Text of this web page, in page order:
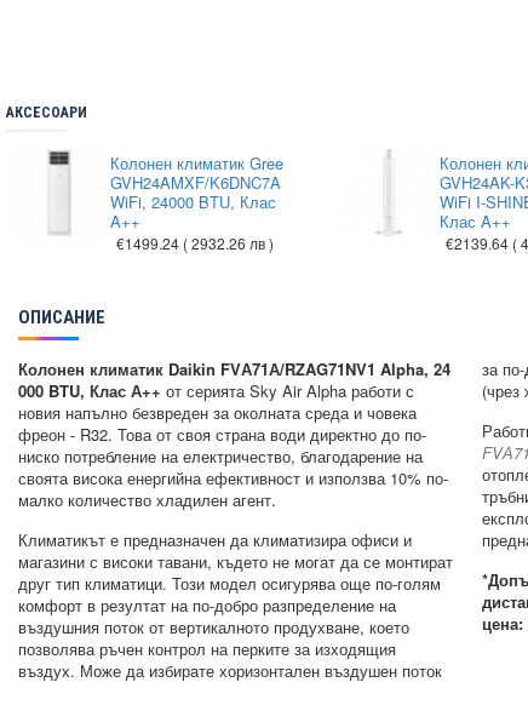
АКСЕСОАРИ
Колонен климатик Gree
GVH24AMXF/K6DNC7A
WiFi, 24000 BTU, Клас
A++
€1499.24 ( 2932.26 лв )
Колонен
GVH24AK-
WiFi I-
Клас A++
€2139.64 (
ОПИСАНИЕ
Колонен климатик Daikin FVА71А/RZAG71NV1 Alpha, 24
000 BTU, Клас А++ от серията Sky Air Alpha работи с
новия напълно безвреден за околната среда и човека
фреон - R32. Това от своя страна води директно до по-
ниско потребление на електричество, благодарение на
своята висока енергийна ефективност и използва 10% по-
малко количество хладилен агент.
Климатикът е предназначен да климатизира офиси и
магазини с високи тавани, където не могат да се монтират
друг тип климатици. Този модел осигурява още по-голям
комфорт в резултат на по-добро разпределение на
въздушния поток от вертикалното продухване, което
позволява ръчен контрол на перките за изходящия
въздух. Може да избирате хоризонтален въздушен поток
за
(чрез
цена: